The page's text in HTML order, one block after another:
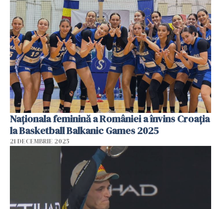
Naționala feminină a României a învins Croația
la Basketball Balkanic Games 2025
21 DECEMBRIE 2025